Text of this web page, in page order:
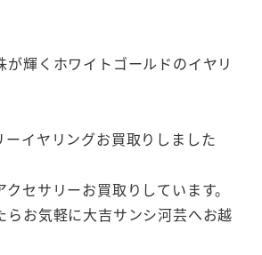
が輝くホワイトゴールドのイヤリ
ーイヤリングお買取りしました
セサリーお買取りしています。
らお気軽に大吉サンシ河芸へお越